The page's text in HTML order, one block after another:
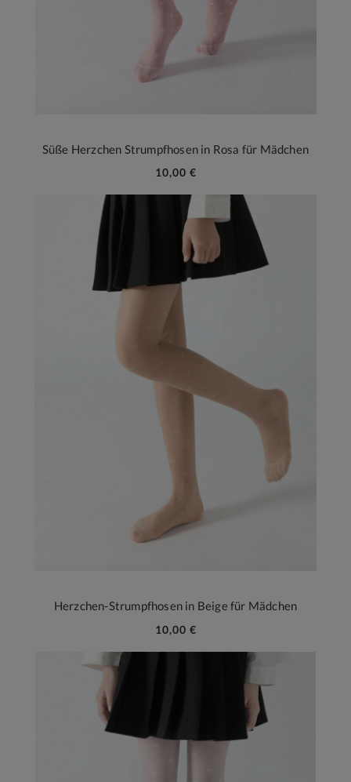
Süße Herzchen Strumpfhosen in Rosa für Mädchen
10,00 €
Herzchen-Strumpfhosen in Beige für Mädchen
10,00 €